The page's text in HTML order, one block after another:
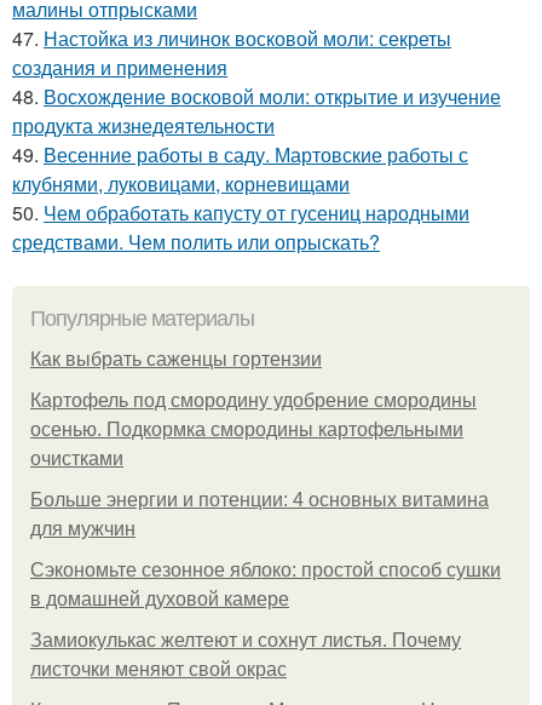
малины отпрысками
47. Настойка из личинок восковой моли: секреты
создания и применения
48. Восхождение восковой моли: открытие и изучение
продукта жизнедеятельности
49. Весенние работы в саду. Мартовские работы с
клубнями, луковицами, корневищами
50. Чем обработать капусту от гусениц народными
средствами. Чем полить или опрыскать?
Популярные материалы
Как выбрать саженцы гортензии
Картофель под смородину удобрение смородины
осенью. Подкормка смородины картофельными
очистками
Больше энергии и потенции: 4 основных витамина
для мужчин
Сэкономьте сезонное яблоко: простой способ сушки
в домашней духовой камере
Замиокулькас желтеют и сохнут листья. Почему
листочки меняют свой окрас